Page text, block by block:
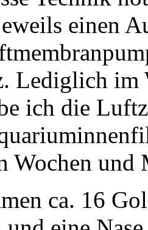
einen
Lediglich
ich die
Wochen und
ca. 16